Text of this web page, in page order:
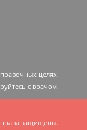
целях.
c врачом.
защищены.